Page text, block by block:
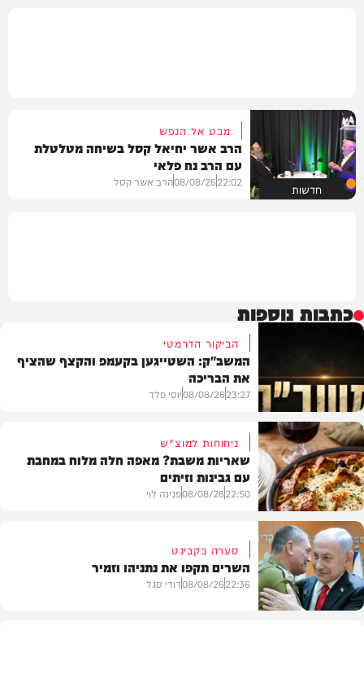
חדשות
מבט אל הנפש
הרב אשר יחיאל קסל בשיחה מטלטלת
עם הרב נח פלאי
22:02
08/08/26הרב אשר קסל
כתבות נוספות
המשב"ק
הביקור הדרמטי
המשב"ק: השטייגען בקעמפ והקצף שהציף
את הבריכה
23:27
08/08/26יוסי פלד
מתכונים
ניחוחות למוצ"ש
שאריות משבת? מאפה חלה מלוח במחבת
עם גבינות וזיתים
22:50
08/08/26פנינה לוי
סערה בקבינט
השרים תקפו את נתניהו וזמיר
22:36
08/08/26דודי סגל